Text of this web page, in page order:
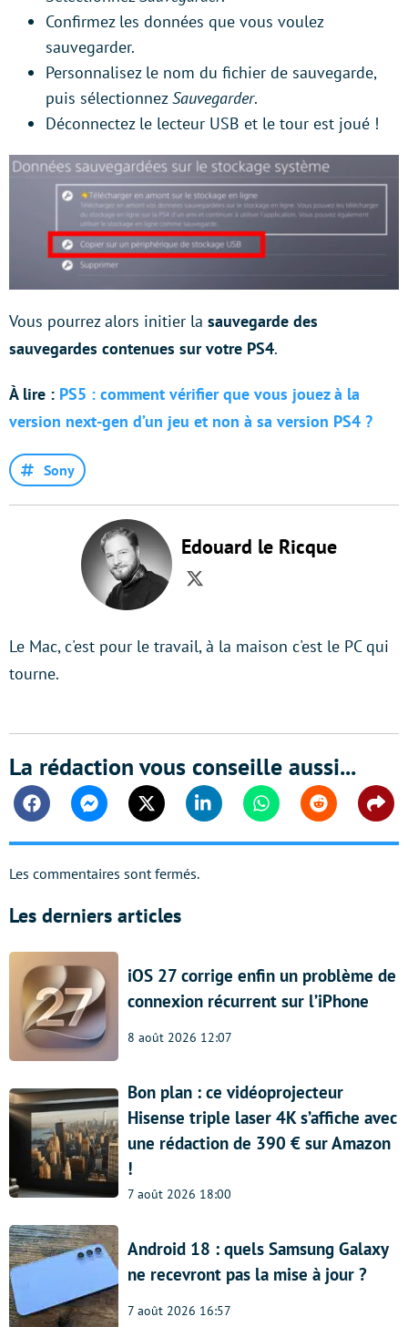
Confirmez les données que vous voulez
sauvegarder.
Personnalisez le nom du fichier de sauvegarde,
puis sélectionnezSauvegarder.
Déconnectez le lecteur USB et le tour est joué !
Vous pourrez alors initier la sauvegarde des
sauvegardes contenues sur votre PS4.
À lire : PS5 : comment vérifier que vous jouez à la
version next-gen d’un jeu et non à sa version PS4 ?
Sony
Edouard le Ricque
Twitter
Le Mac, c'est pour le travail, à la maison c'est le PC qui
tourne.
La rédaction vous conseille aussi...
FacebookMessengerTwitter Linkedin WhatsappReddit
Les commentaires sont fermés.
Les derniers articles
iOS 27 corrige enfin un problème de
connexion récurrent sur l’iPhone
8 août 2026 12:07
Bon plan : ce vidéoprojecteur
Hisense triple laser 4K s’affiche avec
une rédaction de 390 € sur Amazon
!
7 août 2026 18:00
Android 18 : quels Samsung Galaxy
ne recevront pas la mise à jour ?
7 août 2026 16:57